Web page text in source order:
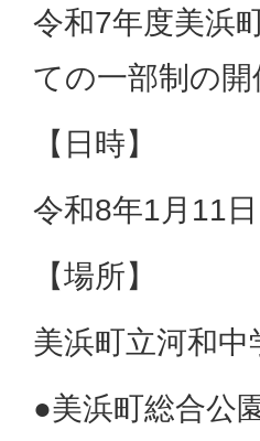
令和7年度美浜
ての一部制の開
【日時】
令和8年1月11
【場所】
美浜町立河和中
●美浜町総合公